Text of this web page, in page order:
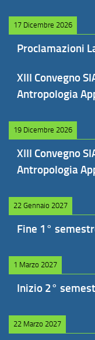
17 Dicembre 2026
Proclamazioni
XIII Convegno
Antropologia
19 Dicembre 2026
XIII Convegno
Antropologia
22 Gennaio 2027
Fine 1°
1 Marzo 2027
Inizio 2°
22 Marzo 2027